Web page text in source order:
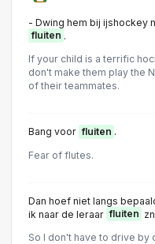
- Dwing hem bij ijshockey
fluiten .
If your child is a terrific
don't make them play the
of their teammates.
Bang voor fluiten .
Fear of flutes.
Dan hoef niet langs
ik naar de leraar fluiten
So I don't have to drive